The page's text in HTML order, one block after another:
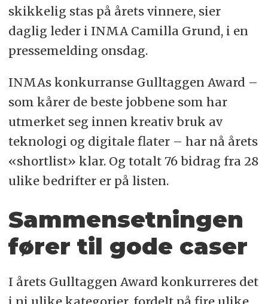
skikkelig stas på årets vinnere, sier
daglig leder i INMA Camilla Grund, i en
pressemelding onsdag.
INMAs konkurranse Gulltaggen Award –
som kårer de beste jobbene som har
utmerket seg innen kreativ bruk av
teknologi og digitale flater – har nå årets
«shortlist» klar. Og totalt 76 bidrag fra 28
ulike bedrifter er på listen.
Sammensetningen
fører til gode caser
I årets Gulltaggen Award konkurreres det